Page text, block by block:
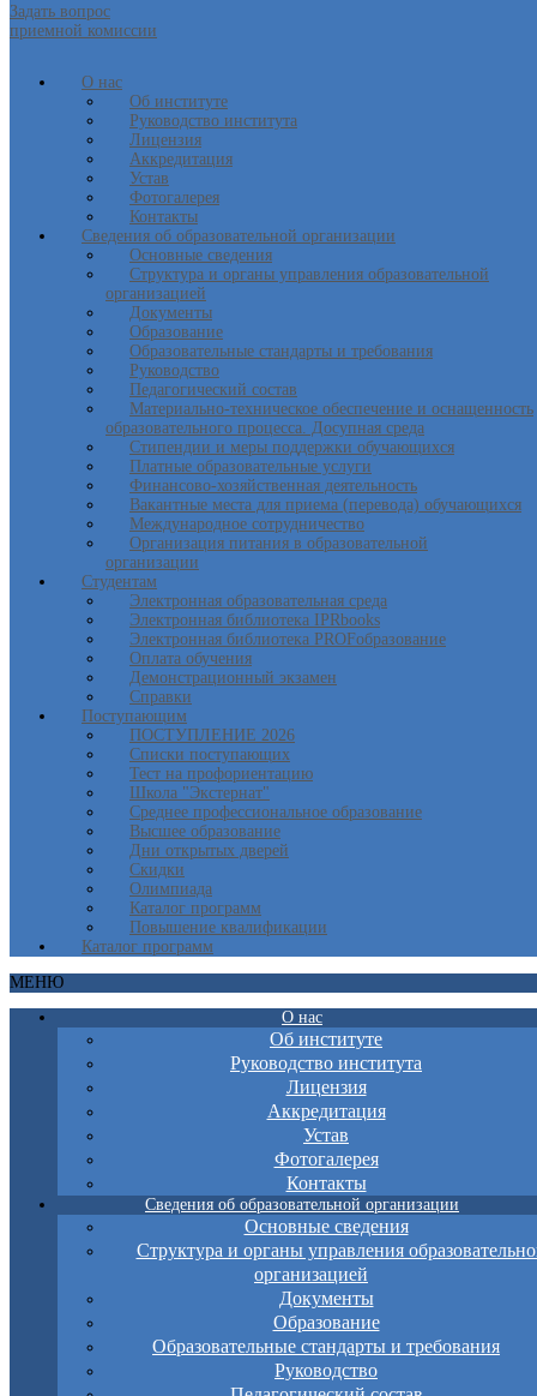
Задать вопрос
приемной комиссии
О нас
Об институте
Руководство института
Лицензия
Аккредитация
Устав
Фотогалерея
Контакты
Сведения об образовательной организации
Основные сведения
Структура и органы управления образовательной
организацией
Документы
Образование
Образовательные стандарты и требования
Руководство
Педагогический состав
Материально-техническое обеспечение и оснащенность
образовательного процесса. Досупная среда
Стипендии и меры поддержки обучающихся
Платные образовательные услуги
Финансово-хозяйственная деятельность
Вакантные места для приема (перевода) обучающихся
Международное сотрудничество
Организация питания в образовательной
организации
Студентам
Электронная образовательная среда
Электронная библиотека IPRbooks
Электронная библиотека PROFобразование
Оплата обучения
Демонстрационный экзамен
Справки
Поступающим
ПОСТУПЛЕНИЕ 2026
Списки поступающих
Тест на профориентацию
Школа "Экстернат"
Среднее профессиональное образование
Высшее образование
Дни открытых дверей
Скидки
Олимпиада
Каталог программ
Повышение квалификации
Каталог программ
МЕНЮ
О нас
Об институте
Руководство института
Лицензия
Аккредитация
Устав
Фотогалерея
Контакты
Сведения об образовательной организации
Основные сведения
Структура и органы управления
организацией
Документы
Образование
Образовательные стандарты и требования
Руководство